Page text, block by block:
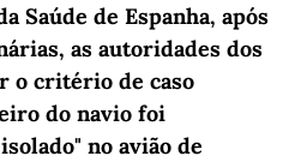
Saúde de Espanha, após
as autoridades dos
o critério de caso
do navio foi
no avião de